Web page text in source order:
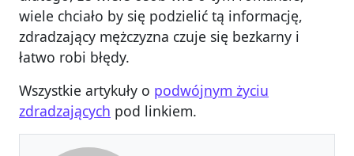
wiele chciało by się podzielić tą informację,
zdradzający mężczyzna czuje się bezkarny i
łatwo robi błędy.
Wszystkie artykuły o podwójnym życiu
zdradzających pod linkiem.